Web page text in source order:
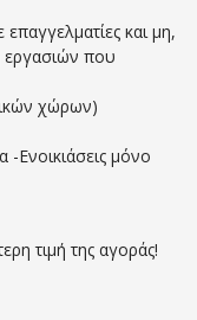
και μη,
εργασιών που
χώρων)
-Ενοικιάσεις μόνο
τιμή της αγοράς!